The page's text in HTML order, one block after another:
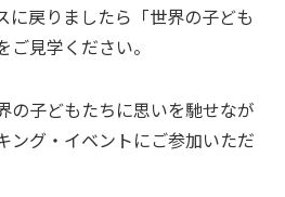
に戻りましたら「世界の子ども
見学ください。
の子どもたちに思いを馳せなが
ング・イベントにご参加いただ